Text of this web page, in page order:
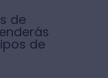
de
de